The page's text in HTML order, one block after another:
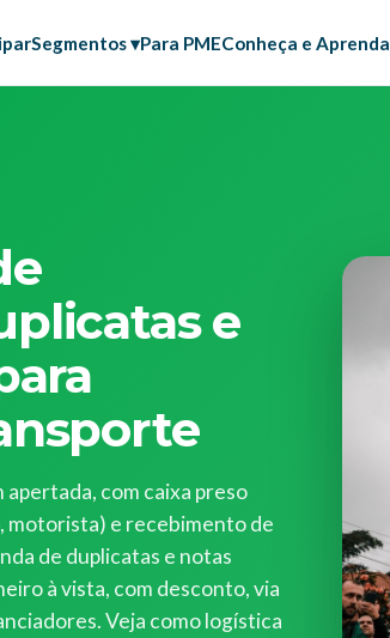
Segmentos ▾Para PMEConheça e Aprenda
e
com caixa preso
motorista) e recebimento de
de duplicatas e notas
à vista, com desconto, via
Veja como logística